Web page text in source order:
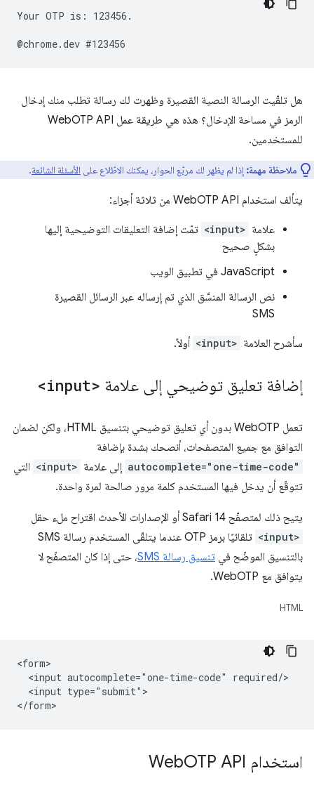
Your OTP is: 123456.
هل تلقّيت الرسالة النصية القصيرة وظهرت لك رسالة تطلب منك إدخال
الرمز في مساحة الإدخال؟ هذه هي طريقة عمل WebOTP API
للمستخدمين.
ملاحظة مهمة: إذا لم يظهر لك مربّع الحوار، يمكنك الاطّلاع على الأسئلة الشائعة.
يتألف استخدام WebOTP API من ثلاثة أجزاء:
علامة <input> تمّت إضافة التعليقات التوضيحية إليها
بشكلٍ صحيح
JavaScript في تطبيق الويب
نص الرسالة المنسَّق الذي تم إرساله عبر الرسائل القصيرة
SMS
سأشرح العلامة <input> أولاً.
إضافة تعليق توضيحي إلى علامة <input>
تعمل WebOTP بدون أي تعليق توضيحي بتنسيق HTML، ولكن لضمان
التوافق مع جميع المتصفحات، أنصحك بشدة بإضافة
autocomplete="one-time-code" إلى علامة <input> التي
تتوقّع أن يدخل فيها المستخدم كلمة مرور صالحة لمرة واحدة.
يتيح ذلك لمتصفّح Safari 14 أو الإصدارات الأحدث اقتراح ملء حقل
<input>
تلقائيًا برمز OTP عندما يتلقّى المستخدم رسالة SMS
بالتنسيق الموضّح في تنسيق رسالة SMS
، حتى إذا كان المتصفّح لا
يتوافق مع WebOTP.
HTML
<form>
  <input autocomplete="one-time-code" required/>
  <input type="submit">
استخدام Web OTP API